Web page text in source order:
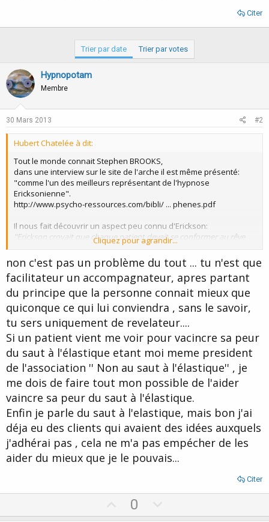
Citer
Trier par date Trier par votes
Hypnopotam
Membre
30 Mars 2013 #2
Hubert Chatelée à dit:
Tout le monde connait Stephen BROOKS,
dans une interview sur le site de l'arche il est même présenté:
"comme l'un des meilleurs représentant de l'hypnose
Ericksonienne".
http://www.psycho-ressources.com/bibli/ ... phenes.pdf
Il nous fait découvrir un aspect peu connu d'Erickson:
"Erickson croyait que chaque patient devait se conformer au rêve
américain - être fiancé puis marié à un certain âge, puis avoir deux
enfants à un certain age, prendre soin des grands-parents, rester
dans le même travail pour la grande partie de sa vie... C'était une
autre vision du monde : les choses ont changées et les thérapeutes
aujourd'hui ne suivent pas les mêmes valeurs.
/.../
Là ou Erickson travaillait d'une façon plus matérialiste à aider les
gens à se conformer à un modèle de vie, je travaille d'une façon plus
"spirituelle", en aidant les gens à créer de nouveaux choix qui les
rendent heureux et en bonne santé.
Cette vision de la pratique hypnothérapique d'Erickson n'engage
que Stephen BROOKS,
Mais la question de la capacité du thérapeute à aider les
personnes à créer de nouveaux choix en toute impartialité quand
ces personnes et le thérapeute ont des valeurs trop divergentes
peut effectivement être posée.
Cliquez pour agrandir...
non c'est pas un problème du tout ... tu n'est que
facilitateur un accompagnateur, apres partant
du principe que la personne connait mieux que
quiconque ce qui lui conviendra , sans le savoir,
tu sers uniquement de revelateur....
Si un patient vient me voir pour vacincre sa peur
du saut à l'élastique etant moi meme president
de l'association '' Non au saut à l'élastique'' , je
me dois de faire tout mon possible de l'aider
vaincre sa peur du saut à l'élastique.
Enfin je parle du saut à l'elastique, mais bon j'ai
déja eu des clients qui avaient des idées auxquels
j'adhérai pas , cela ne m'a pas empécher de les
aider du mieux que je le pouvais...
Citer
p
0
o